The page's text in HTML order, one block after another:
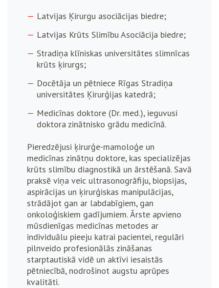
Latvijas Ķirurgu asociācijas biedre;
Latvijas Krūts Slimību Asociācija biedre;
Stradiņa klīniskas universitātes slimnīcas
krūts ķirurgs;
Docētāja un pētniece Rīgas Stradiņa
universitātes Ķirurģijas katedrā;
Medicīnas doktore (Dr. med.), ieguvusi
doktora zinātnisko grādu medicīnā.
Pieredzējusi ķirurģe-mamoloģe un
medicīnas zinātņu doktore, kas specializējas
krūts slimību diagnostikā un ārstēšanā. Savā
praksē viņa veic ultrasonogrāfiju, biopsijas,
aspirācijas un ķirurģiskas manipulācijas,
strādājot gan ar labdabīgiem, gan
onkoloģiskiem gadījumiem. Ārste apvieno
mūsdienīgas medicīnas metodes ar
individuālu pieeju katrai pacientei, regulāri
pilnveido profesionālās zināšanas
starptautiskā vidē un aktīvi iesaistās
pētniecībā, nodrošinot augstu aprūpes
kvalitāti.